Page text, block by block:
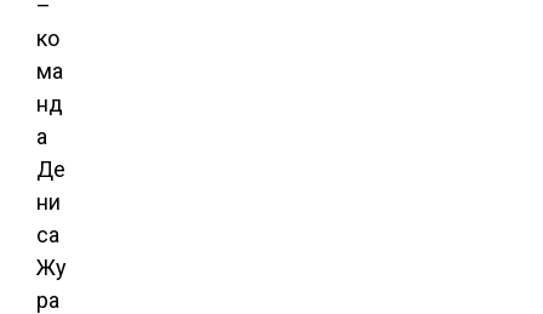
–
ко
ма
нд
а
Де
ни
са
Жу
ра